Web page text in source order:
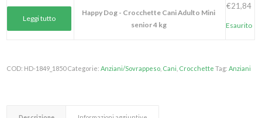
Leggi tutto
Happy Dog - Crocchette Cani Adulto Mini
senior 4 kg
€21,84
Esaurito
COD: HD-1849_1850 Categorie:Anziani/Sovrappeso Cani Crocchette Tag:Anziani